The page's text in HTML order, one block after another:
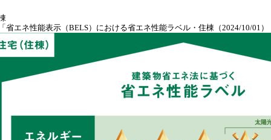
省エネ性能表示（BELS）における省エネ性能ラベル・住棟（2024/10/01）